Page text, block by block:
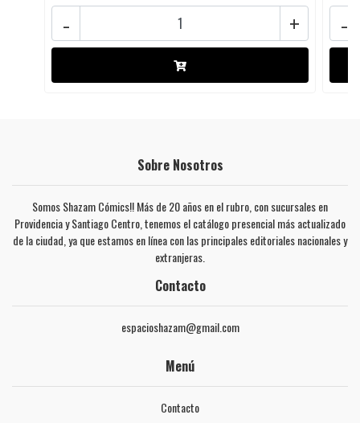
+
- -
Sobre Nosotros
Somos Shazam Cómics!! Más de 20 años en el rubro, con sucursales en
Providencia y Santiago Centro, tenemos el catálogo presencial más actualizado
de la ciudad, ya que estamos en línea con las principales editoriales nacionales y
extranjeras.
Contacto
espacioshazam@gmail.com
Menú
Contacto